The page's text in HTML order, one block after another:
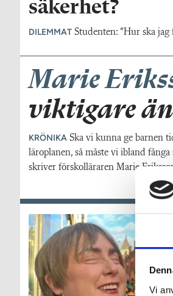
Vi
säkerhet?
DILEMMAT Studenten: ”Hur ska
Marie
viktigare
KRÖNIKA Ska vi kunna ge barnen
läroplanen, så måste vi ibland
skriver förskolläraren Marie